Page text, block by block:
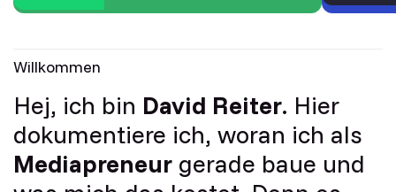
Willkommen
Hej, ich bin David Reiter. Hier
dokumentiere ich, woran ich als
Mediapreneur gerade baue und